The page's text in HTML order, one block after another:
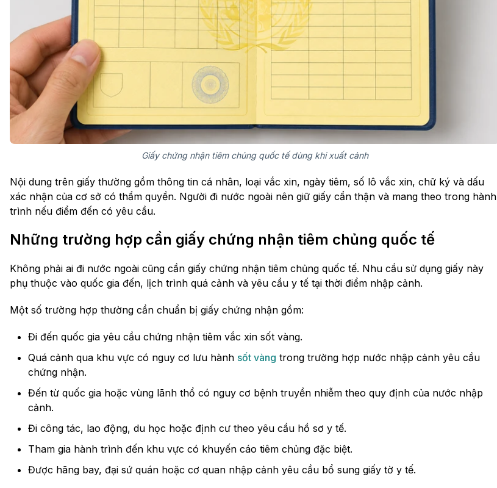
Giấy chứng nhận tiêm chủng quốc tế dùng khi xuất cảnh
Nội dung trên giấy thường gồm thông tin cá nhân, loại vắc xin, ngày tiêm, số lô vắc xin, chữ ký và dấu
xác nhận của cơ sở có thẩm quyền. Người đi nước ngoài nên giữ giấy cẩn thận và mang theo trong hành
trình nếu điểm đến có yêu cầu.
Những trường hợp cần giấy chứng nhận tiêm chủng quốc tế
Không phải ai đi nước ngoài cũng cần giấy chứng nhận tiêm chủng quốc tế. Nhu cầu sử dụng giấy này
phụ thuộc vào quốc gia đến, lịch trình quá cảnh và yêu cầu y tế tại thời điểm nhập cảnh.
Một số trường hợp thường cần chuẩn bị giấy chứng nhận gồm:
Đi đến quốc gia yêu cầu chứng nhận tiêm vắc xin sốt vàng.
Quá cảnh qua khu vực có nguy cơ lưu hành sốt vàng trong trường hợp nước nhập cảnh yêu cầu
chứng nhận.
Đến từ quốc gia hoặc vùng lãnh thổ có nguy cơ bệnh truyền nhiễm theo quy định của nước nhập
cảnh.
Đi công tác, lao động, du học hoặc định cư theo yêu cầu hồ sơ y tế.
Tham gia hành trình đến khu vực có khuyến cáo tiêm chủng đặc biệt.
Được hãng bay, đại sứ quán hoặc cơ quan nhập cảnh yêu cầu bổ sung giấy tờ y tế.